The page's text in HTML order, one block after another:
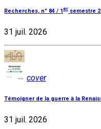
Recherches, n° 84 / 1 er semestre
31 juil. 2026
cover
Témoigner de la guerre à la
31 juil. 2026